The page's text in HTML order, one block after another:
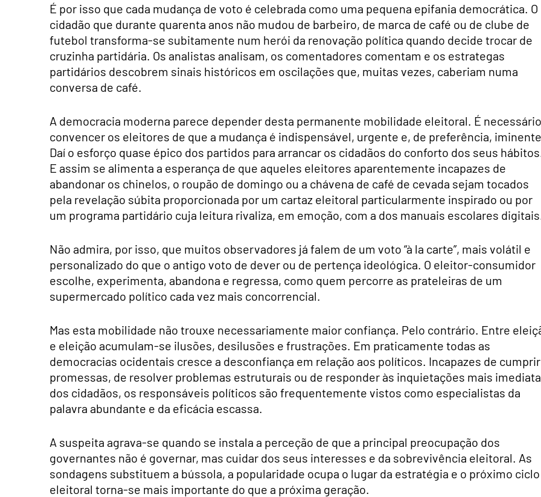
É por isso que cada mudança de voto é celebrada como uma pequena epifania democrática. O
cidadão que durante quarenta anos não mudou de barbeiro, de marca de café ou de clube de
futebol transforma-se subitamente num herói da renovação política quando decide trocar de
cruzinha partidária. Os analistas analisam, os comentadores comentam e os estrategas
partidários descobrem sinais históricos em oscilações que, muitas vezes, caberiam numa
conversa de café.
A democracia moderna parece depender desta permanente mobilidade eleitoral. É necessário
convencer os eleitores de que a mudança é indispensável, urgente e, de preferência, iminente.
Daí o esforço quase épico dos partidos para arrancar os cidadãos do conforto dos seus hábitos.
E assim se alimenta a esperança de que aqueles eleitores aparentemente incapazes de
abandonar os chinelos, o roupão de domingo ou a chávena de café de cevada sejam tocados
pela revelação súbita proporcionada por um cartaz eleitoral particularmente inspirado ou por
um programa partidário cuja leitura rivaliza, em emoção, com a dos manuais escolares digitais.
Não admira, por isso, que muitos observadores já falem de um voto “à la carte”, mais volátil e
personalizado do que o antigo voto de dever ou de pertença ideológica. O eleitor-consumidor
escolhe, experimenta, abandona e regressa, como quem percorre as prateleiras de um
supermercado político cada vez mais concorrencial.
Mas esta mobilidade não trouxe necessariamente maior confiança. Pelo contrário. Entre
e eleição acumulam-se ilusões, desilusões e frustrações. Em praticamente todas as
democracias ocidentais cresce a desconfiança em relação aos políticos. Incapazes de cumprir
promessas, de resolver problemas estruturais ou de responder às inquietações mais
dos cidadãos, os responsáveis políticos são frequentemente vistos como especialistas da
palavra abundante e da eficácia escassa.
A suspeita agrava-se quando se instala a perceção de que a principal preocupação dos
governantes não é governar, mas cuidar dos seus interesses e da sobrevivência eleitoral. As
sondagens substituem a bússola, a popularidade ocupa o lugar da estratégia e o próximo ciclo
eleitoral torna-se mais importante do que a próxima geração.